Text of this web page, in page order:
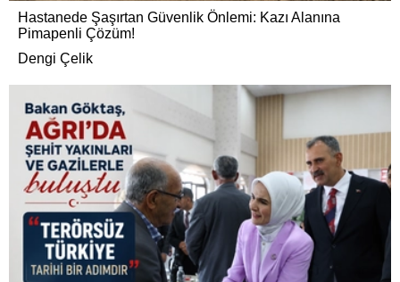
Hastanede Şaşırtan Güvenlik Önlemi: Kazı Alanına
Pimapenli Çözüm!
Dengi Çelik